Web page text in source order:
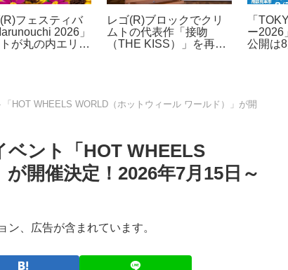
(R)フェスティバ
2026」
が丸の内エリア
レゴ(R)ブロックでクリ
ムトの代表作「接吻
（THE KISS）」を再
「
ー2026
公開は
HOT WHEELS WORLD（ホットウィール ワールド）」が開
ベント「HOT WHEELS
開催決定！2026年7月15日～
、広告が含まれています。